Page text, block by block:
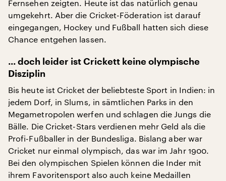
Fernsehen zeigten. Heute ist das natürlich genau
umgekehrt. Aber die Cricket-Föderation ist darauf
eingegangen, Hockey und Fußball hatten sich diese
Chance entgehen lassen.
... doch leider ist Crickett keine olympische
Disziplin
Bis heute ist Cricket der beliebteste Sport in Indien: in
jedem Dorf, in Slums, in sämtlichen Parks in den
Megametropolen werfen und schlagen die Jungs die
Bälle. Die Cricket-Stars verdienen mehr Geld als die
Profi-Fußballer in der Bundesliga. Bislang aber war
Cricket nur einmal olympisch, das war im Jahr 1900.
Bei den olympischen Spielen können die Inder mit
ihrem Favoritensport also auch keine Medaillen